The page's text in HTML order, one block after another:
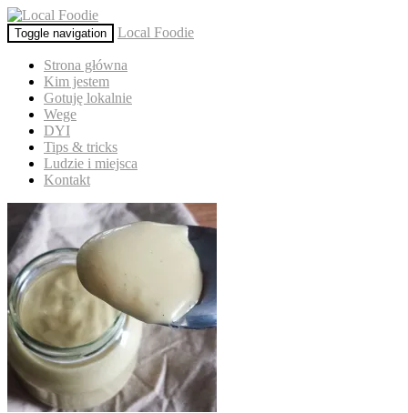
Toggle navigation Local Foodie
Strona główna
Kim jestem
Gotuję lokalnie
Wege
DYI
Tips & tricks
Ludzie i miejsca
Kontakt